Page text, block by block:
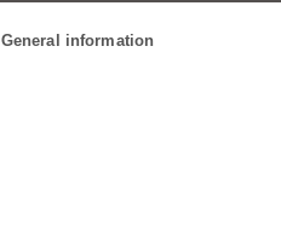
General information